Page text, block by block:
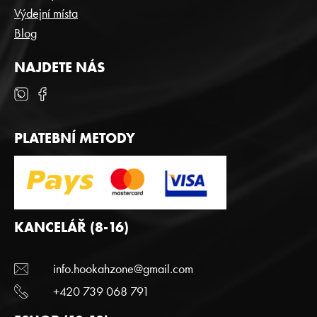
Výdejní místa
Blog
NAJDETE NÁS
PLATEBNÍ METODY
KANCELÁŘ (8-16)
info.hookahzone@gmail.com
+420 739 068 791